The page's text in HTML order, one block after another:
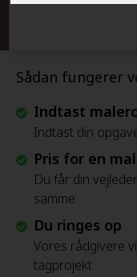
Sådan fungerer
Indtast
Indtast din
Pris for en
Du får din
samme
Du ringes op
Vores rådgivere
tagprojekt